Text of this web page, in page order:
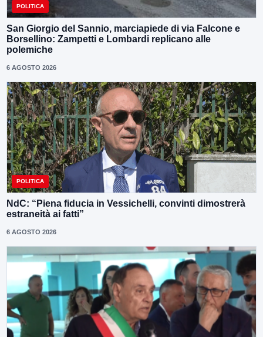
POLITICA
San Giorgio del Sannio, marciapiede di via Falcone e
Borsellino: Zampetti e Lombardi replicano alle
polemiche
6 AGOSTO 2026
POLITICA
NdC: “Piena fiducia in Vessichelli, convinti dimostrerà
estraneità ai fatti”
6 AGOSTO 2026